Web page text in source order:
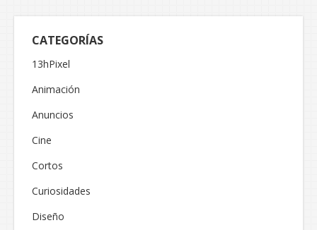
CATEGORÍAS
13hPixel
Animación
Anuncios
Cine
Cortos
Curiosidades
Diseño